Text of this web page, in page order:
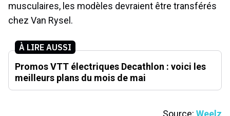
musculaires, les modèles devraient être transférés
chez Van Rysel.
À LIRE AUSSI
Promos VTT électriques Decathlon : voici les
meilleurs plans du mois de mai